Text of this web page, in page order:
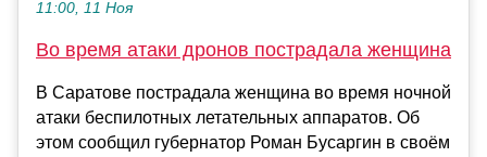
11:00, 11 Ноя
Во время атаки дронов пострадала женщина
В Саратове пострадала женщина во время ночной
атаки беспилотных летательных аппаратов. Об
этом сообщил губернатор Роман Бусаргин в своём